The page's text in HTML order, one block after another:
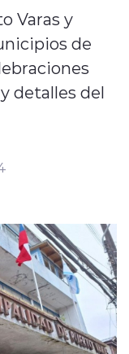
Varas y
de
detalles del